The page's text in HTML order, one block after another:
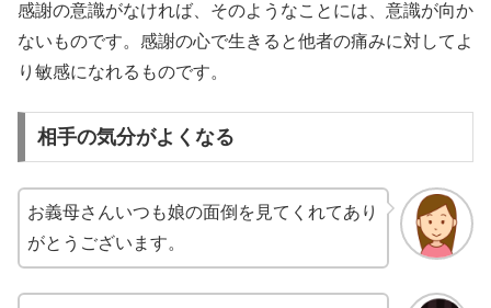
感謝の意識がなければ、そのようなことには、意識が向か
ないものです。感謝の心で生きると他者の痛みに対してよ
り敏感になれるものです。
相手の気分がよくなる
お義母さんいつも娘の面倒を見てくれてあり
がとうございます。